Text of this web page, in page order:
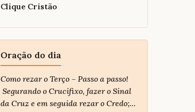
Clique Cristão
Oração do dia
Como rezar o Terço – Passo a passo!
Segurando o Crucifixo, fazer o Sinal
da Cruz e em seguida rezar o Credo;…